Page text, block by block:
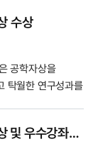
교수님의
수상
공학자상을
탁월한 연구성과를
다. 2025학년도 1학기 고려대학교 석탑강의상 및 우수강좌상 수상 안내